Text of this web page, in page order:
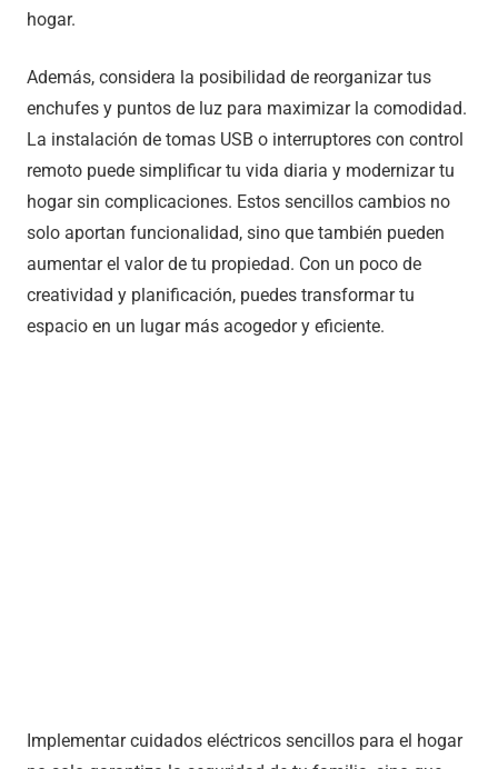
hogar.
Además, considera la posibilidad de reorganizar tus
enchufes y puntos de luz para maximizar la comodidad.
La instalación de tomas USB o interruptores con control
remoto puede simplificar tu vida diaria y modernizar tu
hogar sin complicaciones. Estos sencillos cambios no
solo aportan funcionalidad, sino que también pueden
aumentar el valor de tu propiedad. Con un poco de
creatividad y planificación, puedes transformar tu
espacio en un lugar más acogedor y eficiente.
Implementar cuidados eléctricos sencillos para el hogar